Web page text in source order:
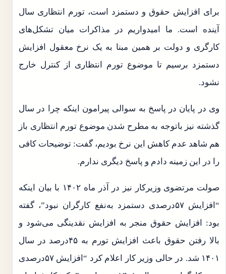
برای افزایش حقوق و دستمزد است، تورم انتظاری سال
آینده است. ما امیدواریم در مذاکرات میان تشکل‌های
کارگری و دولت بر همین مبنا به یک نرخ معقول افزایش
دستمزد برسیم تا موضوع تورم انتظاری از کنترل خارج
نشود.
وی در پایان در پاسخ به سوالی پیرامون اینکه چرا در سال
گذشته نیز باتوجه به مطرح شدن موضوع تورم انتظاری باز
هم شاهد عدم کاهش این نرخ بودیم، گفت: توضیحات کافی
را در این زمینه دادم و پاسخ دیگری ندارم.
صولت مرتضوی وزیرکار نیز در آذر ماه ۱۴۰۲ با بیان اینکه
“افزایش ۵۷درصدی دستمزد به‌نفع کارگران نبود”، گفته
بود: افزایش حقوق منجر به افزایش نقدینگی می‌شود و
بالا رفتن حقوق باعث افزایش تورم به ۴۵درصد در سال
۱۴۰۱ شد. در حالی وزیر کار اعلام کرد “افزایش ۵۷درصدی